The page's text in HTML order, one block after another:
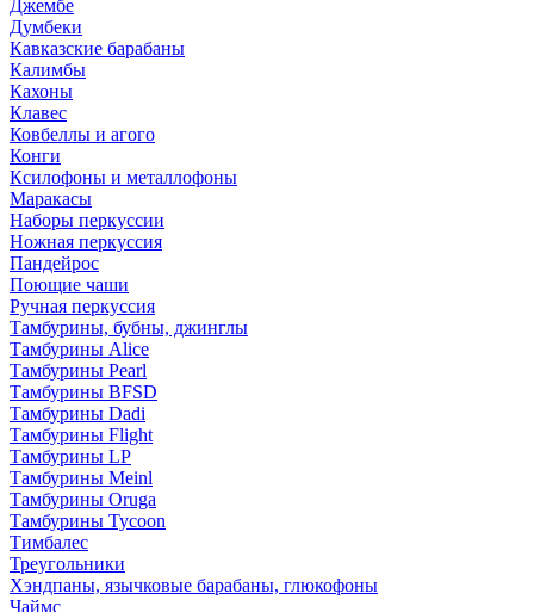
Джембе
Думбеки
Кавказские барабаны
Калимбы
Кахоны
Клавес
Ковбеллы и агого
Конги
Ксилофоны и металлофоны
Маракасы
Наборы перкуссии
Ножная перкуссия
Пандейрос
Поющие чаши
Ручная перкуссия
Тамбурины, бубны, джинглы
Тамбурины Alice
Тамбурины Pearl
Тамбурины BFSD
Тамбурины Dadi
Тамбурины Flight
Тамбурины LP
Тамбурины Meinl
Тамбурины Oruga
Тамбурины Tycoon
Тимбалес
Треугольники
Хэндпаны, язычковые барабаны, глюкофоны
Чаймс